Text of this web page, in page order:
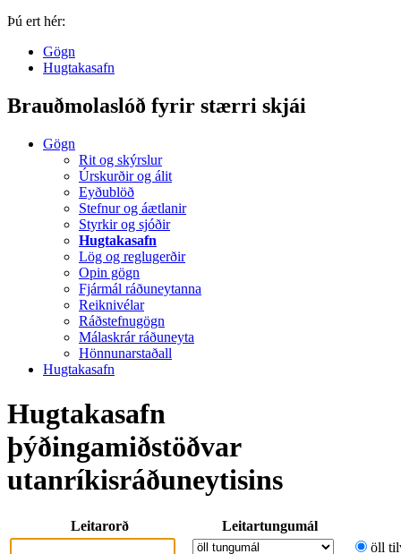
Þú ert hér:
Gögn
Hugtakasafn
Brauðmolaslóð fyrir stærri skjái
Gögn
Rit og skýrslur
Úrskurðir og álit
Eyðublöð
Stefnur og áætlanir
Styrkir og sjóðir
Hugtakasafn
Lög og reglugerðir
Opin gögn
Fjármál ráðuneytanna
Reiknivélar
Ráðstefnugögn
Málaskrár ráðuneyta
Hönnunarstaðall
Hugtakasafn
Hugtakasafn
þýðingamiðstöðvar
utanríkisráðuneytisins
Leitarorð
Leitartungumál
öll